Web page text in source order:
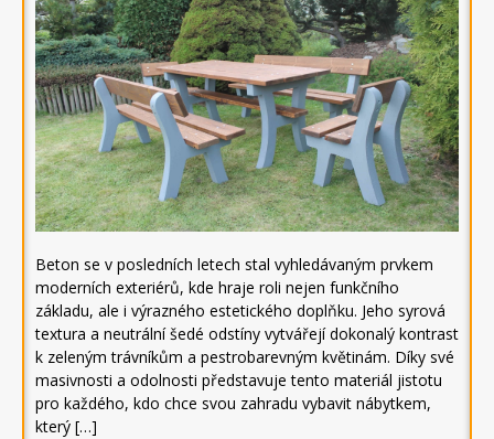
Beton se v posledních letech stal vyhledávaným prvkem
moderních exteriérů, kde hraje roli nejen funkčního
základu, ale i výrazného estetického doplňku. Jeho syrová
textura a neutrální šedé odstíny vytvářejí dokonalý kontrast
k zeleným trávníkům a pestrobarevným květinám. Díky své
masivnosti a odolnosti představuje tento materiál jistotu
pro každého, kdo chce svou zahradu vybavit nábytkem,
který […]